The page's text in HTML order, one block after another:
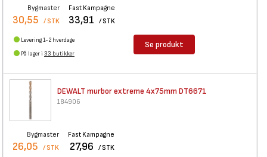
Bygmaster
30,55 / STK
Fast Kampagne
33,91 / STK
Levering 1-2 hverdage
På lager i 33 butikker
Se produkt
DEWALT murbor extreme 4x75mm DT6671
184906
Bygmaster
26,05 / STK
Fast Kampagne
27,96 / STK